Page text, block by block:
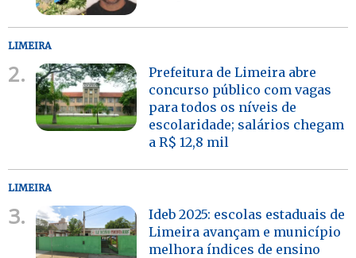
LIMEIRA
2.
Prefeitura de Limeira abre
concurso público com vagas
para todos os níveis de
escolaridade; salários chegam
a R$ 12,8 mil
LIMEIRA
3.
Ideb 2025: escolas estaduais de
Limeira avançam e município
melhora índices de ensino